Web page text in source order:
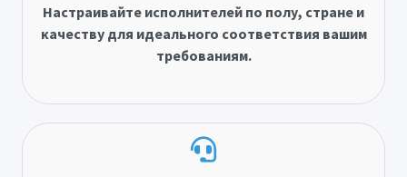
Настраивайте исполнителей по полу, стране и
качеству для идеального соответствия вашим
требованиям.